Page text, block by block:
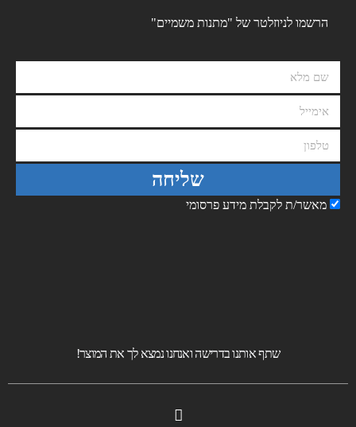
הרשמו לניוזלטר של "מתנות משמיים"
מאשר/ת לקבלת מידע פרסומי
שליחה
שתף אותנו בדרישה ואנחנו נמצא לך את המוצר!